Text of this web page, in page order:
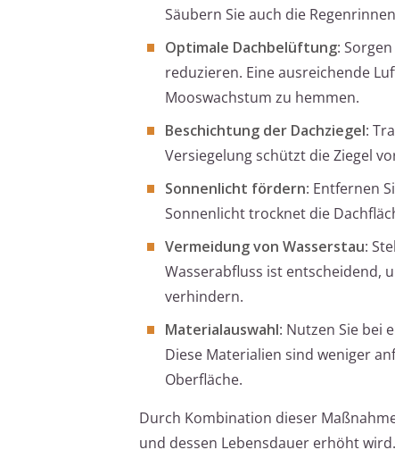
Säubern Sie auch die
Optimale Dachbelüftung:
reduzieren. Eine ausreichende
Mooswachstum zu hemmen.
Beschichtung der Dachziegel:
Versiegelung schützt die Ziegel
Sonnenlicht fördern: Entfernen
Sonnenlicht trocknet die
Vermeidung von Wasserstau:
Wasserabfluss ist entscheidend,
verhindern.
Materialauswahl: Nutzen Sie bei
Diese Materialien sind weniger
Oberfläche.
Durch Kombination dieser
und dessen Lebensdauer erhöht wird.